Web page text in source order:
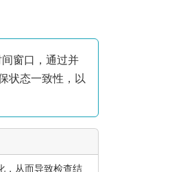
窗口，通过并
状态一致性，以
，从而导致检查结